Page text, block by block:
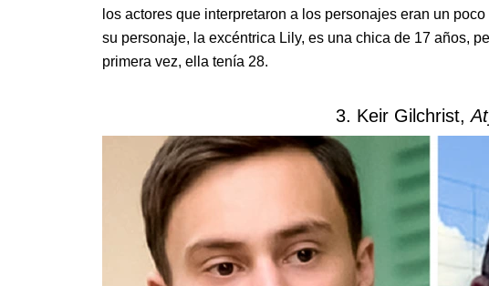
los actores que interpretaron a los personajes eran un
su personaje, la excéntrica Lily, es una chica de 17 años,
primera vez, ella tenía 28.
3. Keir Gilchrist,